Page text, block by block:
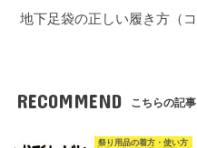
地下足袋の正しい履き方（
RECOMMEND こちらの記事
祭り用品の着方・使い方